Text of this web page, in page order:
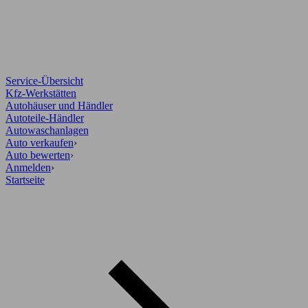
Service-Übersicht
Kfz-Werkstätten
Autohäuser und Händler
Autoteile-Händler
Autowaschanlagen
Auto verkaufen›
Auto bewerten›
Anmelden›
Startseite